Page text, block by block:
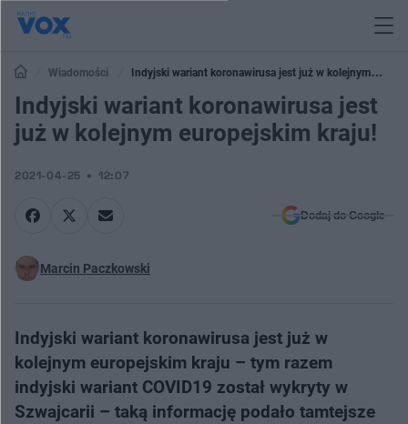
Wiadomości
Indyjski wariant koronawirusa jest już w kolejnym
europejskim kraju!
Indyjski wariant koronawirusa jest
już w kolejnym europejskim kraju!
2021-04-25 12:07
Dodaj do Google
Marcin Paczkowski
Indyjski wariant koronawirusa jest już w
kolejnym europejskim kraju – tym razem
indyjski wariant COVID19 został wykryty w
Szwajcarii – taką informację podało tamtejsze